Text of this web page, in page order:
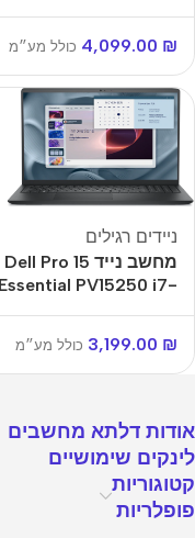
QCM1250-6552-BB
4,099.00 ₪ כולל מע״מ
ניידים רגילים
מחשב נייד Dell Pro 15
Essential PV15250 i7-
FHD/FreeDos/3y-OS
PV15250-7023
3,199.00 ₪ כולל מע״מ
אודות דלתא מחשבים
לינקים שימושיים
קטוגוריות
פופלריות